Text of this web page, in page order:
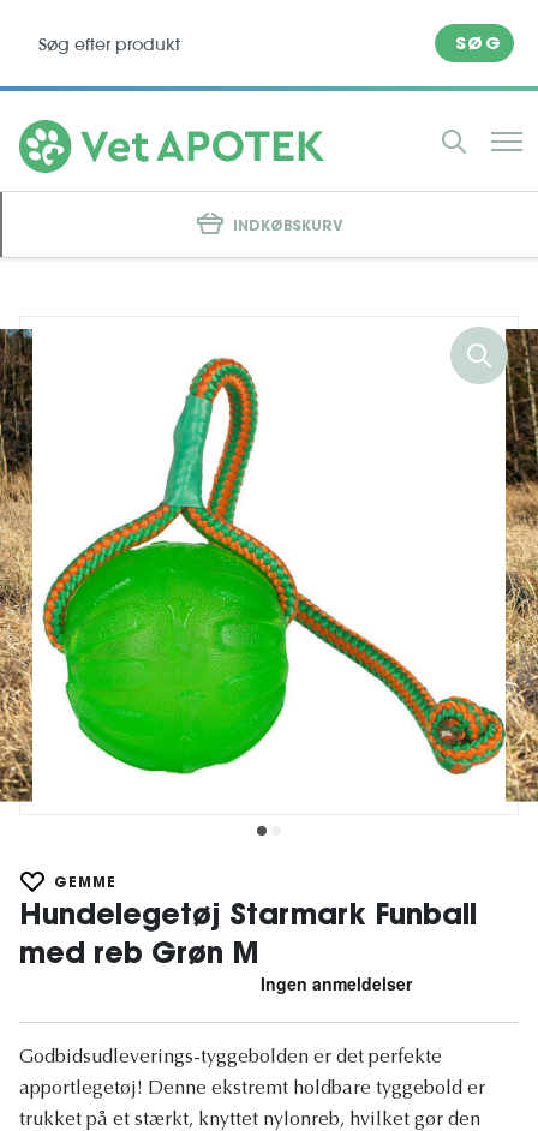
SØG
INDKØBSKURV
GEMME
Hundelegetøj Starmark Funball
med reb Grøn M
Godbidsudleverings-tyggebolden er det perfekte
apportlegetøj! Denne ekstremt holdbare tyggebold er
trukket på et stærkt, knyttet nylonreb, hvilket gør den